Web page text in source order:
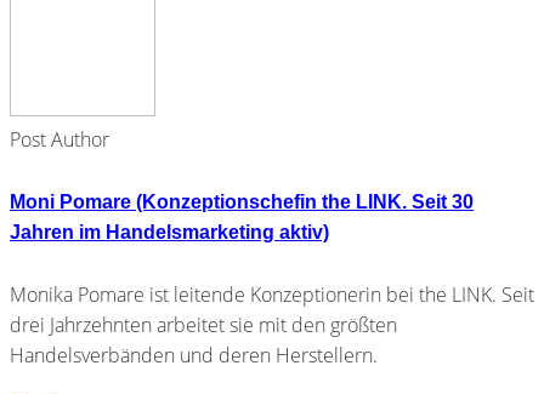
Post Author
Moni Pomare (Konzeptionschefin the LINK. Seit 30
Jahren im Handelsmarketing aktiv)
Monika Pomare ist leitende Konzeptionerin bei the LINK. Seit
drei Jahrzehnten arbeitet sie mit den größten
Handelsverbänden und deren Herstellern.